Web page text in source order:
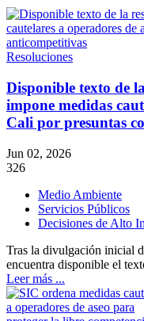
Resoluciones
Disponible texto de
impone medidas
Cali por presuntas
Jun 02, 2026
326
Medio Ambiente
Servicios Públicos
Decisiones de Alto
Tras la divulgación inicial
encuentra disponible el
Leer más ...